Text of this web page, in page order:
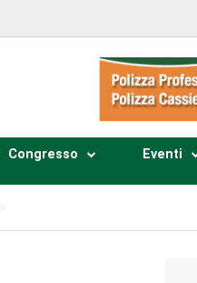
Congresso Eventi